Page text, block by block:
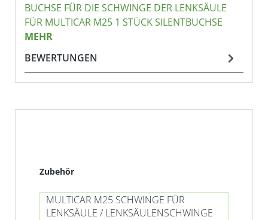
BUCHSE FÜR DIE SCHWINGE DER LENKSÄULE
FÜR MULTICAR M25 1 STÜCK SILENTBUCHSE
MEHR
BEWERTUNGEN
Produktgalerie überspringen
Zubehör
MULTICAR M25 SCHWINGE FÜR
LENKSÄULE / LENKSÄULENSCHWINGE